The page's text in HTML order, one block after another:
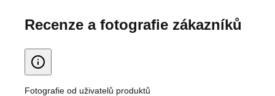
Recenze a fotografie zákazníků
Fotografie od uživatelů produktů